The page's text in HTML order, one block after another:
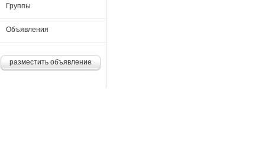
Группы
Объявления
разместить объявление